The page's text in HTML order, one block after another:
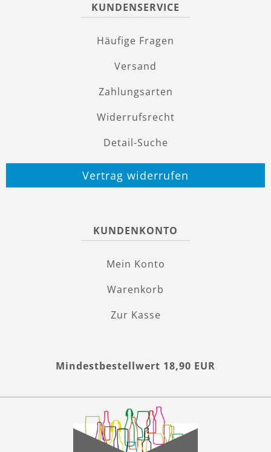
KUNDENSERVICE
Häufige Fragen
Versand
Zahlungsarten
Widerrufsrecht
Detail-Suche
Vertrag widerrufen
KUNDENKONTO
Mein Konto
Warenkorb
Zur Kasse
Mindestbestellwert 18,90 EUR